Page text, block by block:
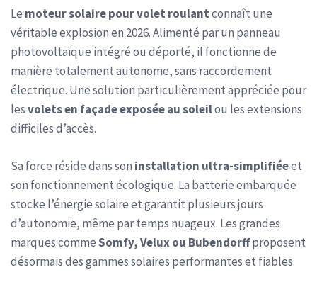
Le moteur solaire pour volet roulantconnaît une
véritable explosion en 2026. Alimenté par un panneau
photovoltaïque intégré ou déporté, il fonctionne de
manière totalement autonome, sans raccordement
électrique. Une solution particulièrement appréciée pour
lesvolets en façade exposée au soleilou les extensions
difficiles d’accès.
Sa force réside dans son installation ultra-simplifiéeet
son fonctionnement écologique. La batterie embarquée
stocke l’énergie solaire et garantit plusieurs jours
d’autonomie, même par temps nuageux. Les grandes
marques commeSomfy, Velux ou Bubendorffproposent
désormais des gammes solaires performantes et fiables.